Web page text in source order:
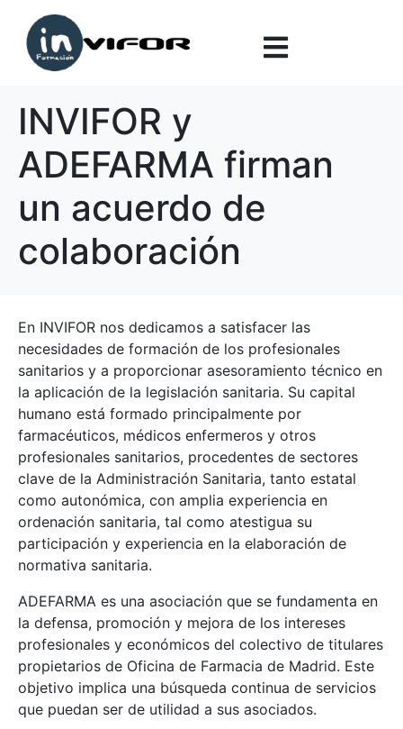
INVIFOR y
ADEFARMA firman
un acuerdo de
colaboración
En INVIFOR nos dedicamos a satisfacer las
necesidades de formación de los profesionales
sanitarios y a proporcionar asesoramiento técnico en
la aplicación de la legislación sanitaria. Su capital
humano está formado principalmente por
farmacéuticos, médicos enfermeros y otros
profesionales sanitarios, procedentes de sectores
clave de la Administración Sanitaria, tanto estatal
como autonómica, con amplia experiencia en
ordenación sanitaria, tal como atestigua su
participación y experiencia en la elaboración de
normativa sanitaria.
ADEFARMA es una asociación que se fundamenta en
la defensa, promoción y mejora de los intereses
profesionales y económicos del colectivo de titulares
propietarios de Oficina de Farmacia de Madrid. Este
objetivo implica una búsqueda continua de servicios
que puedan ser de utilidad a sus asociados.